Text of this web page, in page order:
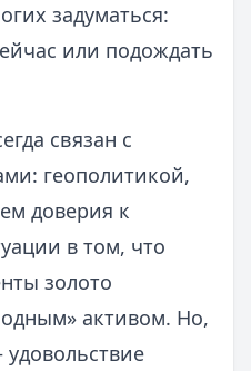
задуматься:
или подождать
связан с
геополитикой,
доверия к
в том, что
золото
активом. Но,